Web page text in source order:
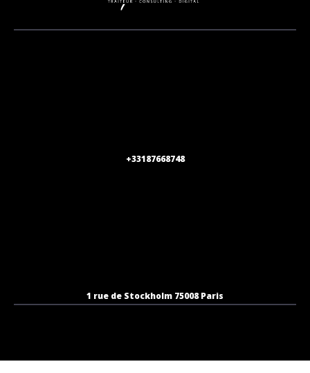
+33187668748
1 rue de Stockholm 75008 Paris